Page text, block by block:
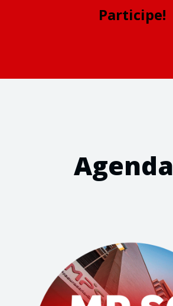
Participe!
Agenda